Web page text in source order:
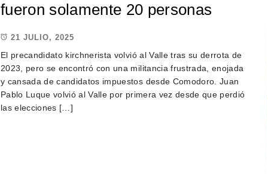
fueron solamente 20 personas
21 JULIO, 2025
El precandidato kirchnerista volvió al Valle tras su derrota de
2023, pero se encontró con una militancia frustrada, enojada
y cansada de candidatos impuestos desde Comodoro. Juan
Pablo Luque volvió al Valle por primera vez desde que perdió
las elecciones […]